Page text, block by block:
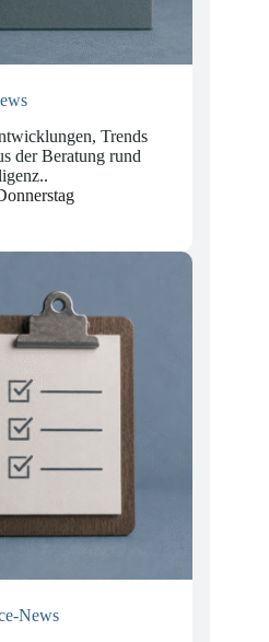
Trends
der Beratung rund
.